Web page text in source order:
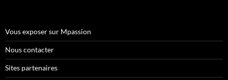
Vous exposer sur Mpassion
Nous contacter
Sites partenaires